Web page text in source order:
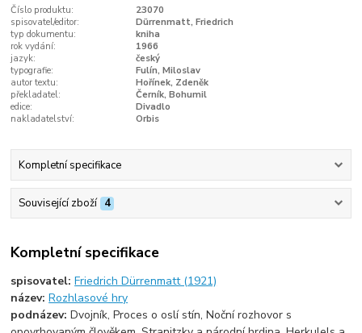
Číslo produktu:
23070
spisovatel/editor:
Dürrenmatt, Friedrich
typ dokumentu:
kniha
rok vydání:
1966
jazyk:
český
typografie:
Fulín, Miloslav
autor textu:
Hořínek, Zdeněk
překladatel:
Černík, Bohumil
edice:
Divadlo
nakladatelství:
Orbis
Kompletní specifikace
Související zboží 4
Kompletní specifikace
spisovatel:Friedrich Dürrenmatt (1921)
název:Rozhlasové hry
podnázev:Dvojník, Proces o oslí stín, Noční rozhovor s